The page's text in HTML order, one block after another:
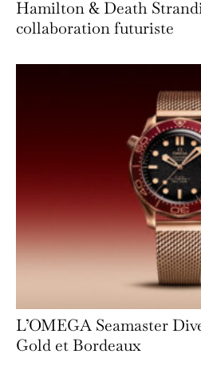
Hamilton & Death
collaboration futuriste
L’OMEGA Seamaster
Gold et Bordeaux